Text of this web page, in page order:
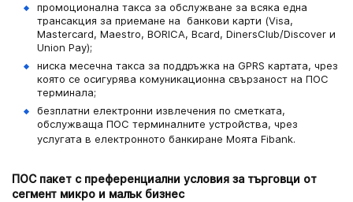
промоционална такса за обслужване за всяка една
трансакция за приемане на банкови карти (Visa,
Mastercard, Maestro, BORICA, Bcard, DinersClub/Discover и
Union Pay);
ниска месечна такса за поддръжка на GPRS картата, чрез
която се осигурява комуникационна свързаност на ПОС
терминала;
безплатни електронни извлечения по сметката,
обслужваща ПОС терминалните устройства, чрез
услугата в електронното банкиране Моята Fibank.
ПОС пакет с преференциални условия за търговци от
сегмент микро и малък бизнес